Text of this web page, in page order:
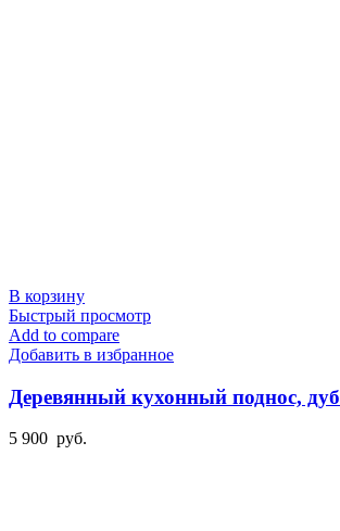
В корзину
Быстрый просмотр
Add to compare
Добавить в избранное
Деревянный кухонный поднос, дуб
5 900 руб.